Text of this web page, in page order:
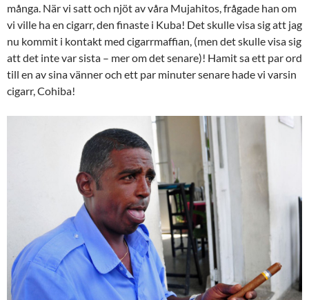
många. När vi satt och njöt av våra Mujahitos, frågade han om
vi ville ha en cigarr, den finaste i Kuba! Det skulle visa sig att jag
nu kommit i kontakt med cigarrmaffian, (men det skulle visa sig
att det inte var sista – mer om det senare)! Hamit sa ett par ord
till en av sina vänner och ett par minuter senare hade vi varsin
cigarr, Cohiba!